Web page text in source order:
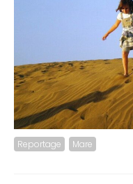
Reportage Mare